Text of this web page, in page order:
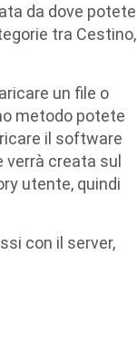
da dove potete
tra Cestino,
un file o
metodo potete
il software
verrà creata sul
utente, quindi
con il server,